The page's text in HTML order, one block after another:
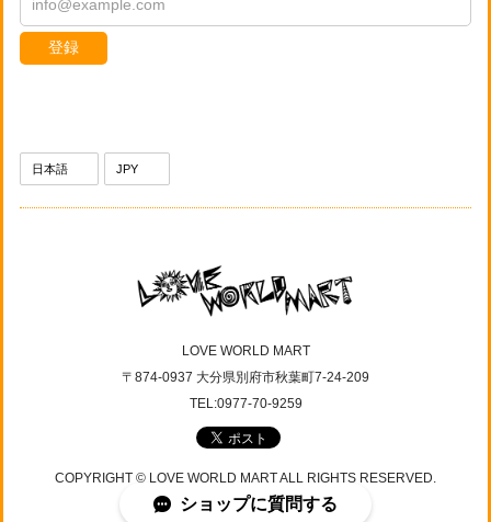
登録
LOVE WORLD MART
〒874-0937 大分県別府市秋葉町7-24-209
TEL:0977-70-9259
COPYRIGHT © LOVE WORLD MART ALL RIGHTS RESERVED.
ショップに質問する